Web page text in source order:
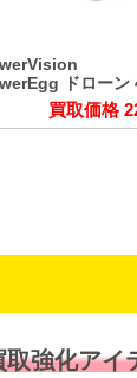
ドローン
買取価格
取強化アイ